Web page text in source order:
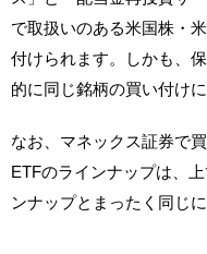
で取扱いのある米国株・
付けられます。しかも、
的に同じ銘柄の買い付けに
なお、マネックス証券で
ETFのラインナップは、
ンナップとまったく同じ